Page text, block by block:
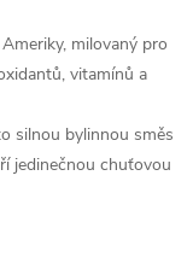
milovaný pro
vitamínů a
silnou bylinnou směs
jedinečnou chuťovou